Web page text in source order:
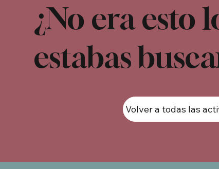
¿No era esto
estabas